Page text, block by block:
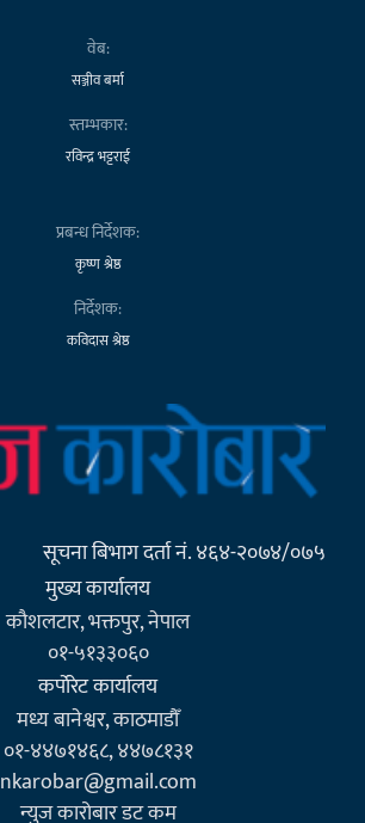
वेब:
सञ्जीव बर्मा
स्तम्भकार:
रविन्द्र भट्टराई
प्रबन्ध निर्देशक:
कृष्ण श्रेष्ठ
निर्देशक:
कविदास श्रेष्ठ
सूचना बिभाग दर्ता नं. ४६४-२०७४/०७५
मुख्य कार्यालय
कौशलटार, भक्तपुर, नेपाल
०१-५१३३०६०
कर्पाेरेट कार्यालय
मध्य बानेश्वर, काठमाडौँ
०१-४४७१४६८, ४४७८१३१
nkarobar@gmail.com
न्युज कारोबार डट कम